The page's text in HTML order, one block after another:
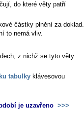
do které věty patří
částky plnění za doklad.
to nemá vliv.
z nichž se tyto věty
tabulky klávesovou
je uzavřeno >>>